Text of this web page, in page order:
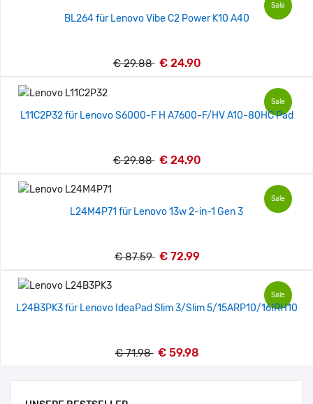
Sale
BL264 für Lenovo Vibe C2 Power K10 A40
€ 29.88 € 24.90
Sale
L11C2P32 für Lenovo S6000-F H A7600-F/HV A10-80HC Pad
€ 29.88 € 24.90
Sale
L24M4P71 für Lenovo 13w 2-in-1 Gen 3
€ 87.59 € 72.99
Sale
L24B3PK3 für Lenovo IdeaPad Slim 3/Slim 5/15ARP10/16IRH10
€ 71.98 € 59.98